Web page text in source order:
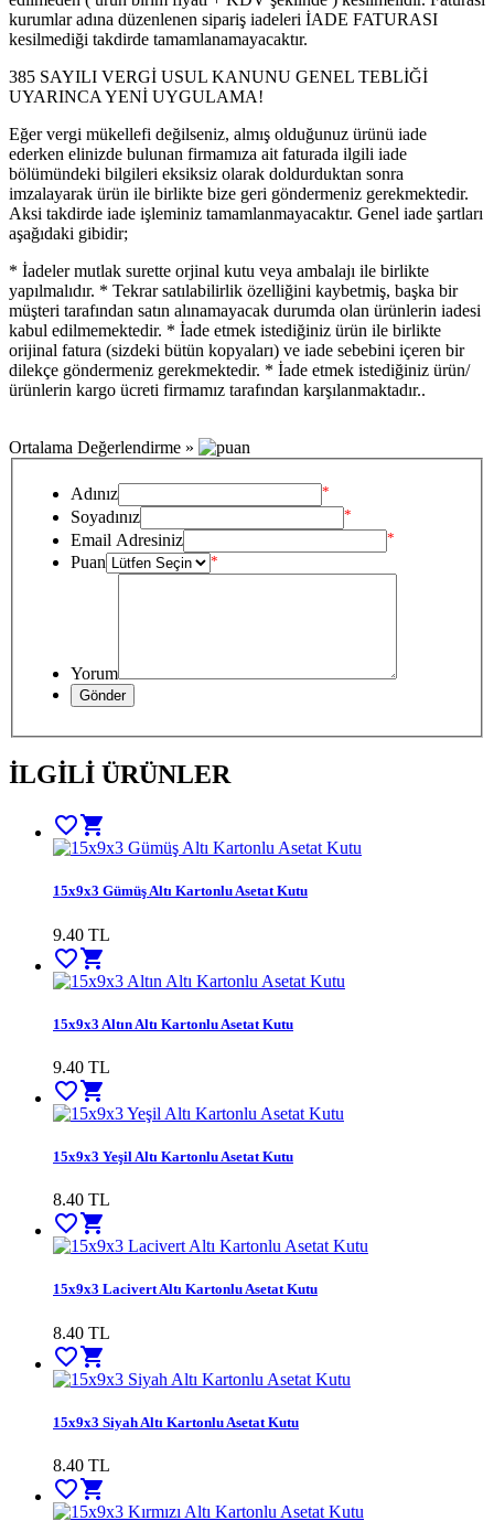
kurumlar adına düzenlenen sipariş iadeleri İADE FATURASI
kesilmediği takdirde tamamlanamayacaktır.
385 SAYILI VERGİ USUL KANUNU GENEL TEBLİĞİ
UYARINCA YENİ UYGULAMA!
Eğer vergi mükellefi değilseniz, almış olduğunuz ürünü iade
ederken elinizde bulunan firmamıza ait faturada ilgili iade
bölümündeki bilgileri eksiksiz olarak doldurduktan sonra
imzalayarak ürün ile birlikte bize geri göndermeniz gerekmektedir.
Aksi takdirde iade işleminiz tamamlanmayacaktır. Genel iade şartları
aşağıdaki gibidir;
* İadeler mutlak surette orjinal kutu veya ambalajı ile birlikte
yapılmalıdır. * Tekrar satılabilirlik özelliğini kaybetmiş, başka bir
müşteri tarafından satın alınamayacak durumda olan ürünlerin iadesi
kabul edilmemektedir. * İade etmek istediğiniz ürün ile birlikte
orijinal fatura (sizdeki bütün kopyaları) ve iade sebebini içeren bir
dilekçe göndermeniz gerekmektedir. * İade etmek istediğiniz ürün/
ürünlerin kargo ücreti firmamız tarafından karşılanmaktadır..
Ortalama Değerlendirme »
Adınız *
Soyadınız *
Email Adresiniz *
Puan *
Yorum
İLGİLİ ÜRÜNLER
favorite_bordershopping_cart
15x9x3 Gümüş Altı Kartonlu Asetat Kutu
9.40 TL
favorite_bordershopping_cart
15x9x3 Altın Altı Kartonlu Asetat Kutu
9.40 TL
favorite_bordershopping_cart
15x9x3 Yeşil Altı Kartonlu Asetat Kutu
8.40 TL
favorite_bordershopping_cart
15x9x3 Lacivert Altı Kartonlu Asetat Kutu
8.40 TL
favorite_bordershopping_cart
15x9x3 Siyah Altı Kartonlu Asetat Kutu
8.40 TL
favorite_bordershopping_cart